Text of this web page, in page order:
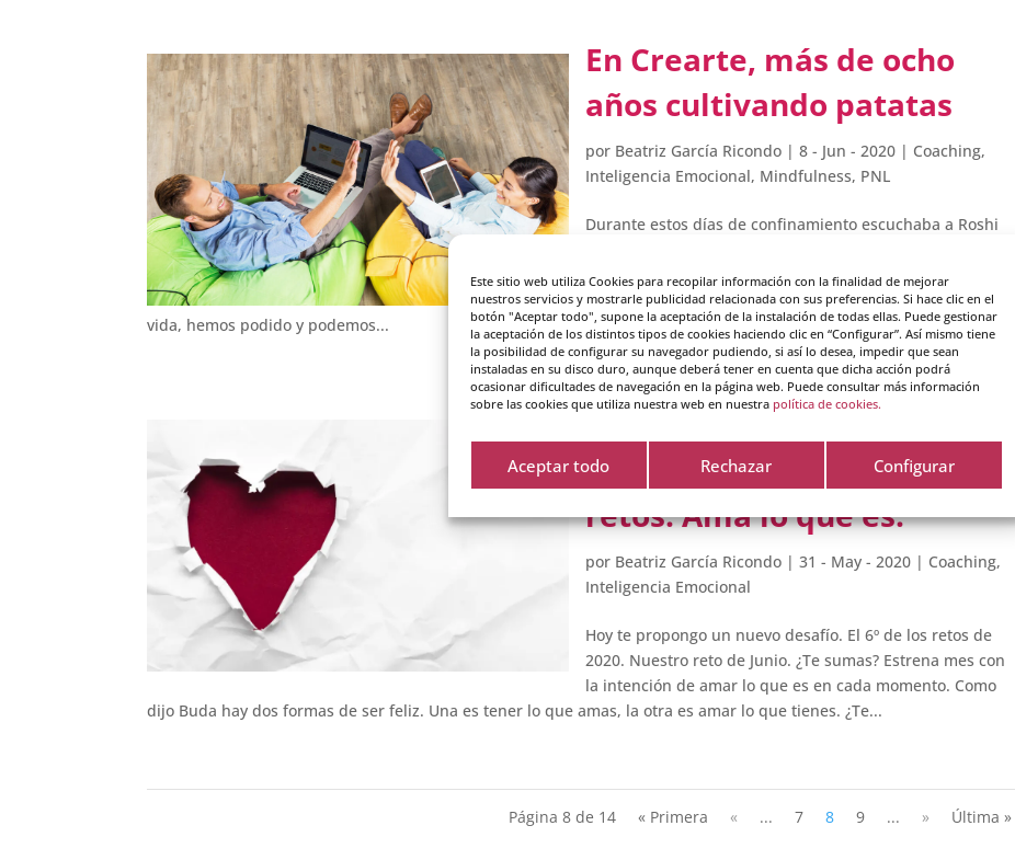
Este sitio web utiliza Cookies para recopilar información con la finalidad de mejorar
nuestros servicios y mostrarle publicidad relacionada con sus preferencias. Si hace clic en el
botón "Aceptar todo", supone la aceptación de la instalación de todas ellas. Puede gestionar
la aceptación de los distintos tipos de cookies haciendo clic en “Configurar”. Así mismo tiene
la posibilidad de configurar su navegador pudiendo, si así lo desea, impedir que sean
instaladas en su disco duro, aunque deberá tener en cuenta que dicha acción podrá
ocasionar dificultades de navegación en la página web. Puede consultar más información
sobre las cookies que utiliza nuestra web en nuestra política de cookies.
Aceptar todo Rechazar Configurar
En Crearte, más de ocho
años cultivando patatas
por Beatriz García Ricondo |8 - Jun - 2020 | Coaching,
Inteligencia Emocional, Mindfulness, PNL
Durante estos días de confinamiento escuchaba a Roshi
disfrutado, hablar de la “esperanza sabia”. Ante el covid 19
y su impacto, como ante cualquier reto que nos plantea la
vida, hemos podido y podemos...
Creando espacios de
conciencia. 12 meses 12
retos. Ama lo que es.
por Beatriz García Ricondo |31 - May - 2020 | Coaching,
Inteligencia Emocional
Hoy te propongo un nuevo desafío. El 6º de los retos de
2020. Nuestro reto de Junio. ¿Te sumas? Estrena mes con
la intención de amar lo que es en cada momento. Como
dijo Buda hay dos formas de ser feliz. Una es tener lo que amas, la otra es amar lo que tienes. ¿Te...
Página 8 de 14 « Primera « ... 7 8 9 ... » Última »